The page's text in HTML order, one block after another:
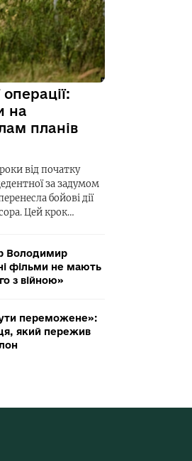
на
планів
від початку
за задумом
бойові дії
Цей крок…
Володимир
фільми не мають
з війною»
переможене»:
який пережив